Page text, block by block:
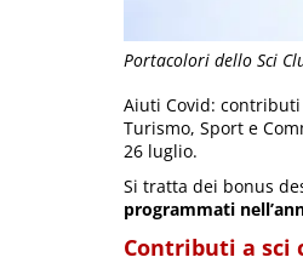
Portacolori dello Sci
Aiuti Covid: contributi
Turismo, Sport e
26 luglio.
Si tratta dei bonus
programmati
Contributi a sci